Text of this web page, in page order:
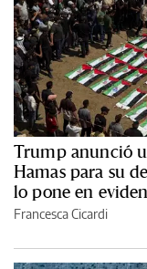
Trump anunció
Hamas para su
lo pone en
Francesca Cicardi